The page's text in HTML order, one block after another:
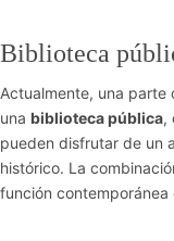
Biblioteca
Actualmente, una parte
una biblioteca pública,
pueden disfrutar de un
histórico. La
función